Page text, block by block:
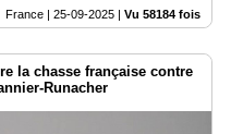
France | 25-09-2025 Vu 58184 fois
la chasse française contre
Runacher